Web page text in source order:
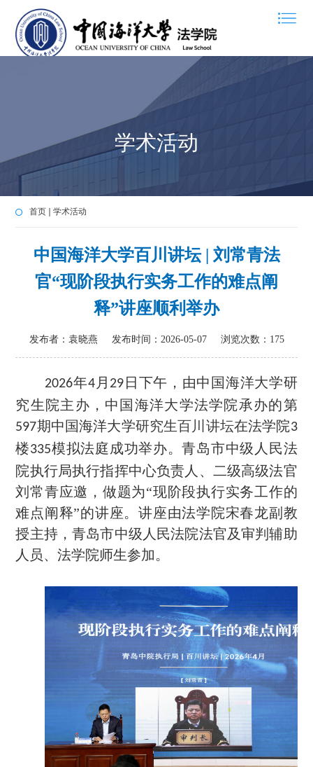
学术活动
首页 学术活动
中国海洋大学百川讲坛 | 刘常青法
官“现阶段执行实务工作的难点阐
释”讲座顺利举办
发布者：袁晓燕 发布时间：2026-05-07 浏览次数： 175
2026年4月 29 日 下午，由中国海洋大学研
究生院主办，中国海洋大学法学院承办的第
597期中国海洋大学研究生百川讲坛在法学院3
楼335模拟法庭成功举办。青岛市中级人民法
院执行局执行指挥中心负责人 、 二级高级法官
刘常青应邀，做题为“现阶段执行实务工作的
难点阐释”的讲座。讲座由法学院宋春龙副教
授主持，青岛市中级人民法院法官及审判辅助
人员、法学院师生参加。